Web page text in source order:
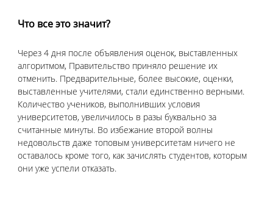
Что все это значит?
Через 4 дня после объявления оценок, выставленных
алгоритмом, Правительство приняло решение их
отменить. Предварительные, более высокие, оценки,
выставленные учителями, стали единственно верными.
Количество учеников, выполнивших условия
университетов, увеличилось в разы буквально за
считанные минуты. Во избежание второй волны
недовольств даже топовым университетам ничего не
оставалось кроме того, как зачислять студентов, которым
они уже успели отказать.